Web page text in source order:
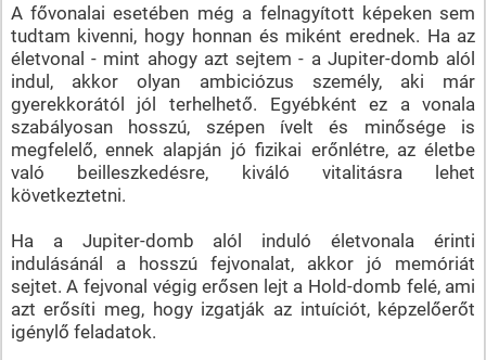
A fővonalai esetében még a felnagyított képeken sem
tudtam kivenni, hogy honnan és miként erednek. Ha az
életvonal - mint ahogy azt sejtem - a Jupiter-domb alól
indul, akkor olyan ambiciózus személy, aki már
gyerekkorától jól terhelhető. Egyébként ez a vonala
szabályosan hosszú, szépen ívelt és minősége is
megfelelő, ennek alapján jó fizikai erőnlétre, az életbe
való beilleszkedésre, kiváló vitalitásra lehet
következtetni.
Ha a Jupiter-domb alól induló életvonala érinti
indulásánál a hosszú fejvonalat, akkor jó memóriát
sejtet. A fejvonal végig erősen lejt a Hold-domb felé, ami
azt erősíti meg, hogy izgatják az intuíciót, képzelőerőt
igénylő feladatok.